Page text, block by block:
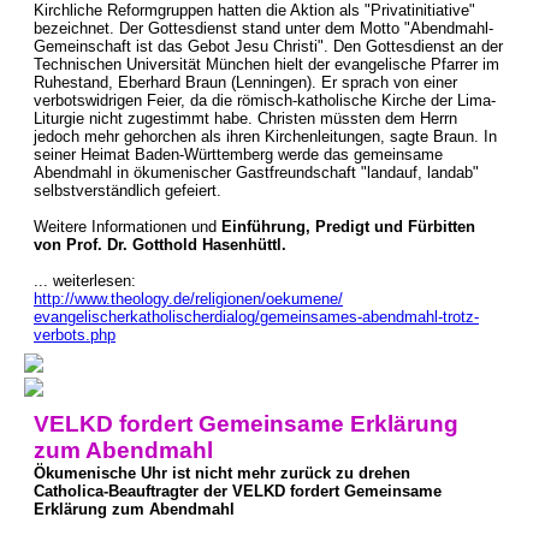
Kirchliche Reformgruppen hatten die Aktion als "Privatinitiative"
bezeichnet. Der Gottesdienst stand unter dem Motto "Abendmahl-
Gemeinschaft ist das Gebot Jesu Christi". Den Gottesdienst an der
Technischen Universität München hielt der evangelische Pfarrer im
Ruhestand, Eberhard Braun (Lenningen). Er sprach von einer
verbotswidrigen Feier, da die römisch-katholische Kirche der Lima-
Liturgie nicht zugestimmt habe. Christen müssten dem Herrn
jedoch mehr gehorchen als ihren Kirchenleitungen, sagte Braun. In
seiner Heimat Baden-Württemberg werde das gemeinsame
Abendmahl in ökumenischer Gastfreundschaft "landauf, landab"
selbstverständlich gefeiert.
Weitere Informationen und Einführung, Predigt und Fürbitten
von Prof. Dr. Gotthold Hasenhüttl.
... weiterlesen:
http://www.theology.de/religionen/oekumene/
evangelischerkatholischerdialog/gemeinsames-abendmahl-trotz-
verbots.php
VELKD fordert Gemeinsame Erklärung
zum Abendmahl
Ökumenische Uhr ist nicht mehr zurück zu drehen
Catholica-Beauftragter der VELKD fordert Gemeinsame
Erklärung zum Abendmahl